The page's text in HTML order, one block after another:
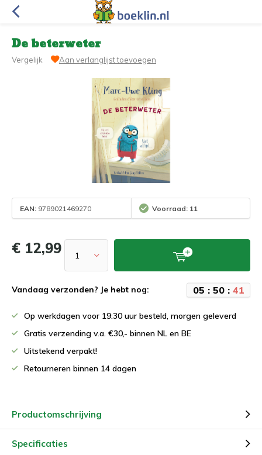
De beterweter
Vergelijk Aan verlanglijst toevoegen
EAN: 9789021469270 Voorraad: 11
€ 12,99
Vandaag verzonden? Je hebt nog: 05 : 50: 41
Op werkdagen voor 19:30 uur besteld, morgen geleverd
Gratis verzending v.a. €30,- binnen NL en BE
Uitstekend verpakt!
Retourneren binnen 14 dagen
Productomschrijving
Specificaties